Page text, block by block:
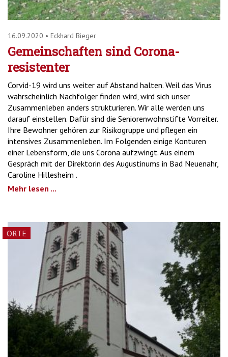
16.09.2020 • Eckhard Bieger
Gemeinschaften sind Corona-
resistenter
Corvid-19 wird uns weiter auf Abstand halten. Weil das Virus
wahrscheinlich Nachfolger finden wird, wird sich unser
Zusammenleben anders strukturieren. Wir alle werden uns
darauf einstellen. Dafür sind die Seniorenwohnstifte Vorreiter.
Ihre Bewohner gehören zur Risikogruppe und pflegen ein
intensives Zusammenleben. Im Folgenden einige Konturen
einer Lebensform, die uns Corona aufzwingt. Aus einem
Gespräch mit der Direktorin des Augustinums in Bad Neuenahr,
Caroline Hillesheim .
Mehr lesen ...
ORTE